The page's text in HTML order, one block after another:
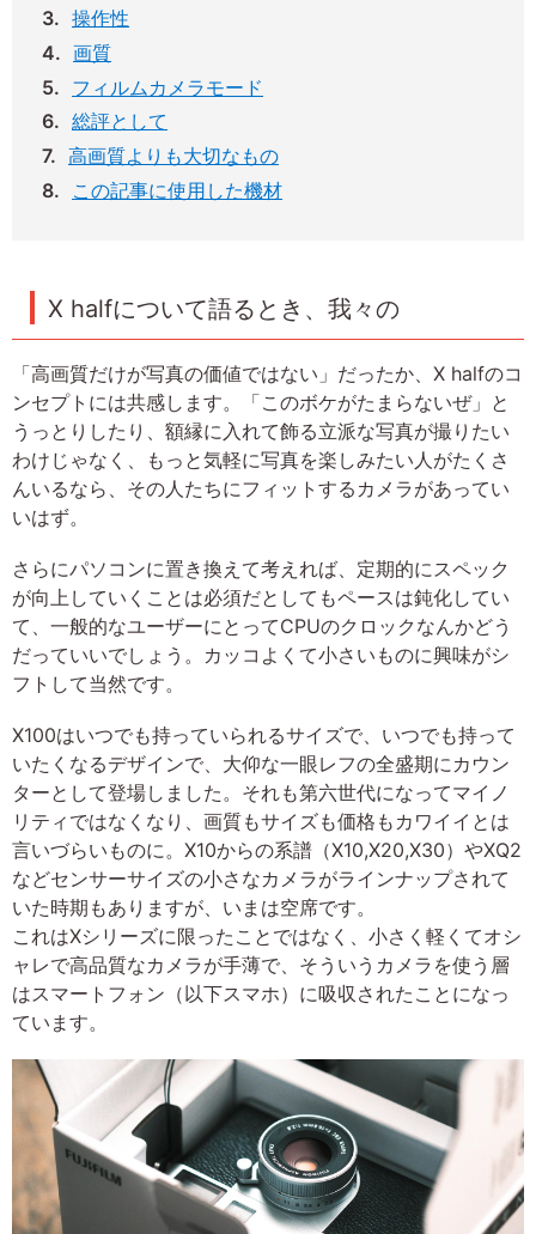
操作性
画質
フィルムカメラモード
総評として
高画質よりも大切なもの
この記事に使用した機材
X halfについて語るとき、我々の
「高画質だけが写真の価値ではない」だったか、X halfのコ
ンセプトには共感します。「このボケがたまらないぜ」と
うっとりしたり、額縁に入れて飾る立派な写真が撮りたい
わけじゃなく、もっと気軽に写真を楽しみたい人がたくさ
んいるなら、その人たちにフィットするカメラがあってい
いはず。
さらにパソコンに置き換えて考えれば、定期的にスペック
が向上していくことは必須だとしてもペースは鈍化してい
て、一般的なユーザーにとってCPUのクロックなんかどう
だっていいでしょう。カッコよくて小さいものに興味がシ
フトして当然です。
X100はいつでも持っていられるサイズで、いつでも持って
いたくなるデザインで、大仰な一眼レフの全盛期にカウン
ターとして登場しました。それも第六世代になってマイノ
リティではなくなり、画質もサイズも価格もカワイイとは
言いづらいものに。X10からの系譜（X10,X20,X30）やXQ2
などセンサーサイズの小さなカメラがラインナップされて
いた時期もありますが、いまは空席です。
これはXシリーズに限ったことではなく、小さく軽くてオシ
ャレで高品質なカメラが手薄で、そういうカメラを使う層
はスマートフォン（以下スマホ）に吸収されたことになっ
ています。